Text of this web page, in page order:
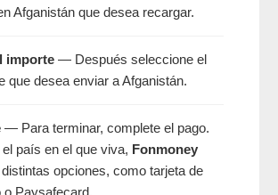
Afganistán que desea recargar.
importe — Después seleccione el
que desea enviar a Afganistán.
— Para terminar, complete el pago.
el país en el que viva, Fonmoney
opciones, como tarjeta de